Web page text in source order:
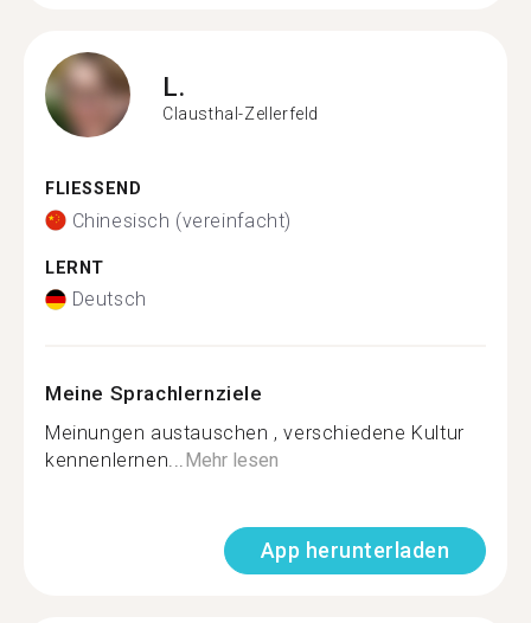
L.
Clausthal-Zellerfeld
FLIESSEND
Chinesisch (vereinfacht)
LERNT
Deutsch
Meine Sprachlernziele
Meinungen austauschen , verschiedene Kultur
kennenlernen...Mehr lesen
App herunterladen